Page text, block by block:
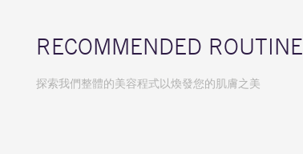
RECOMMENDED ROUTINE
探索我們整體的美容程式以煥發您的肌膚之美